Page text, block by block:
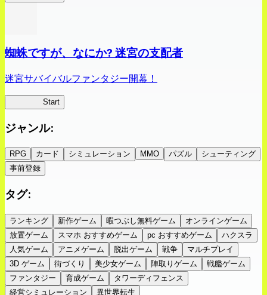
蜘蛛ですが、なにか? 迷宮の支配者
迷宮サバイバルファンタジー開幕！
Start
ジャンル:
RPG カード シミュレーション MMO パズル
シューティング
事前登録
タグ:
ランキング 新作ゲーム 暇つぶし無料ゲーム
オンラインゲーム
放置ゲーム
スマホ おすすめゲーム pc おすすめゲーム
ハクスラ
人気ゲーム
アニメゲーム 脱出ゲーム 戦争
マルチプレイ
3D ゲーム
街づくり 美少女ゲーム 陣取りゲーム
戦艦ゲーム
ファンタジー
育成ゲーム
タワーディフェンス
経営シミュレーション
異世界転生